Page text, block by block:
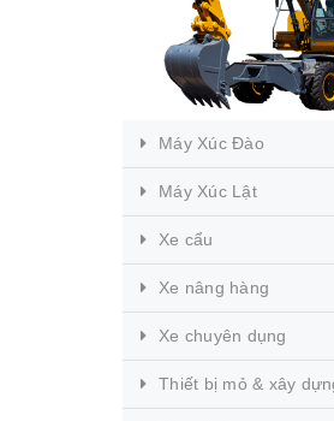
Máy Xúc Đào
Máy Xúc Lật
Xe cẩu
Xe nâng hàng
Xe chuyên dụng
Thiết bị mỏ & xây